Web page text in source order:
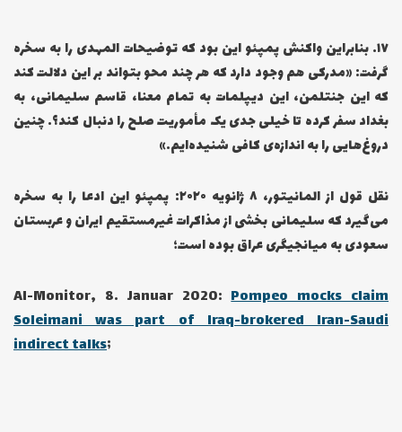
۱۷… بنابراین واکنش پمپئو این بود که توضیحات المهدی را به سخره
گرفت: «مدرکی هم وجود دارد که هر چند محو بتواند بر این دلالت کند
که این جنتلمن، این دیپلمات به تمام معنا، قاسم سلیمانی، به
بغداد سفر کرده تا خیلی جدی یک مأموریت صلح را دنبال کند؟… چنین
دروغ‌هایی را به اندازه‌ی کافی شنیده‌ایم.»
نقل قول از المانیتور، ۸ ژانویه ۲۰۲۰: پمپئو این ادعا را به سخره
می‌گیرد که سلیمانی بخشی از مذاکرات غیرمستقیم ایران و عربستان
سعودی به میانجیگری عراق بوده است؛
Al-Monitor, 8. Januar 2020:Pompeo mocks claim
Soleimani was part of Iraq-brokered Iran-Saudi
indirect talks;